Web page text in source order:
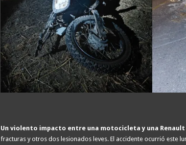
Un violento impacto entre una motocicleta y una Renault
fracturas y otros dos lesionados leves. El accidente ocurrió este